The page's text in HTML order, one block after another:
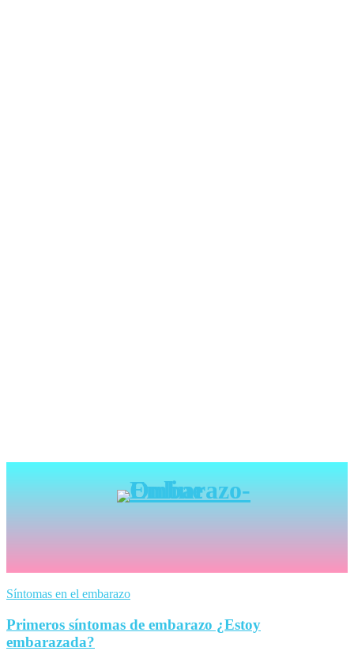
Síntomas en el embarazo
Primeros síntomas de embarazo ¿Estoy
embarazada?